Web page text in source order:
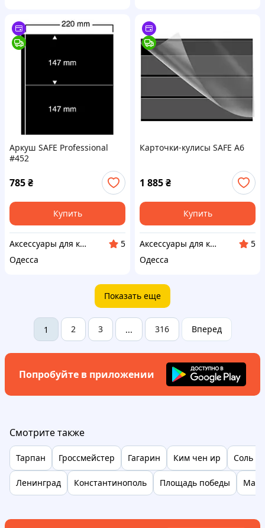
Аркуш SAFE Professional
#452
785₴
Купить
Аксессуары для коллекционеров SAFE
5
Одесса
Карточки-кулисы SAFE A6
1 885₴
Купить
Аксессуары для коллекционеров SAFE
5
Одесса
Показать еще
1 2 3 ... 316 Вперед
Попробуйте в приложении
Смотрите также
Тарпан Гроссмейстер Гагарин Ким чен ир Соль
Ленинград Константинополь Площадь победы